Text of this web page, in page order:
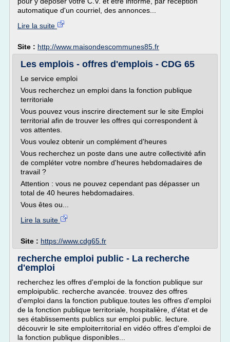
automatique d'un courriel, des annonces...
Lire la suite
Site : http://www.maisondescommunes85.fr
Les emplois - offres d'emplois - CDG 65
Le service emploi
Vous recherchez un emploi dans la fonction publique
territoriale
Vous pouvez vous inscrire directement sur le site Emploi
territorial afin de trouver les offres qui correspondent à
vos attentes.
Vous voulez obtenir un complément d'heures
Vous recherchez un poste dans une autre collectivité afin
de compléter votre nombre d'heures hebdomadaires de
travail ?
Attention : vous ne pouvez cependant pas dépasser un
total de 40 heures hebdomadaires.
Vous êtes ou...
Lire la suite
Site : https://www.cdg65.fr
recherche emploi public - La recherche
d'emploi
recherchez les offres d'emploi de la fonction publique sur
emploipublic. recherche avancée. trouvez des offres
d'emploi dans la fonction publique.toutes les offres d'emploi
de la fonction publique territoriale, hospitalière, d'état et de
ses établissements publics sur emploi public. lecture.
découvrir le site emploiterritorial en vidéo offres d'emploi de
la fonction publique disponibles...